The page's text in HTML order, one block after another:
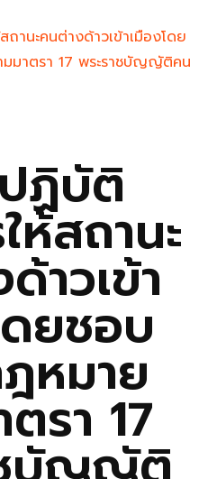
านะคนต่างด้าวเข้าเมืองโดย
มาตรา 17 พระราชบัญญัติคน
ฏิบัติ
ห้สถานะ
าวเข้า
ยชอบ
หมาย
รา 17